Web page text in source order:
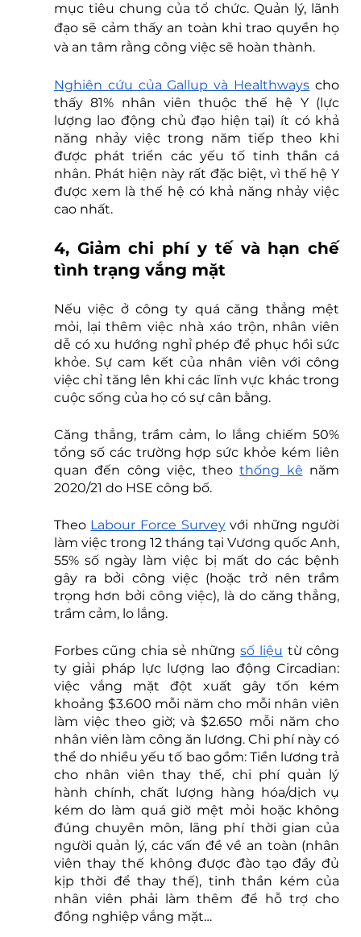
mục tiêu chung của tổ chức. Quản lý, lãnh
đạo sẽ cảm thấy an toàn khi trao quyền họ
và an tâm rằng công việc sẽ hoàn thành.
Nghiên cứu của Gallup và Healthways cho
thấy 81% nhân viên thuộc thế hệ Y (lực
lượng lao động chủ đạo hiện tại) ít có khả
năng nhảy việc trong năm tiếp theo khi
được phát triển các yếu tố tinh thần cá
nhân. Phát hiện này rất đặc biệt, vì thế hệ Y
được xem là thế hệ có khả năng nhảy việc
cao nhất.
4, Giảm chi phí y tế và hạn chế
tình trạng vắng mặt
Nếu việc ở công ty quá căng thẳng mệt
mỏi, lại thêm việc nhà xáo trộn, nhân viên
dễ có xu hướng nghỉ phép để phục hồi sức
khỏe. Sự cam kết của nhân viên với công
việc chỉ tăng lên khi các lĩnh vực khác trong
cuộc sống của họ có sự cân bằng.
Căng thẳng, trầm cảm, lo lắng chiếm 50%
tổng số các trường hợp sức khỏe kém liên
quan đến công việc, theo thống kê năm
2020/21 do HSE công bố.
Theo Labour Force Survey với những người
làm việc trong 12 tháng tại Vương quốc Anh,
55% số ngày làm việc bị mất do các bệnh
gây ra bởi công việc (hoặc trở nên trầm
trọng hơn bởi công việc), là do căng thẳng,
trầm cảm, lo lắng.
Forbes cũng chia sẻ những số liệu từ công
ty giải pháp lực lượng lao động Circadian:
việc vắng mặt đột xuất gây tốn kém
khoảng $3.600 mỗi năm cho mỗi nhân viên
làm việc theo giờ; và $2.650 mỗi năm cho
nhân viên làm công ăn lương. Chi phí này có
thể do nhiều yếu tố bao gồm: Tiền lương trả
cho nhân viên thay thế, chi phí quản lý
hành chính, chất lượng hàng hóa/dịch vụ
kém do làm quá giờ mệt mỏi hoặc không
đúng chuyên môn, lãng phí thời gian của
người quản lý, các vấn đề về an toàn (nhân
viên thay thế không được đào tạo đầy đủ
kịp thời để thay thế), tinh thần kém của
nhân viên phải làm thêm để hỗ trợ cho
đồng nghiệp vắng mặt…